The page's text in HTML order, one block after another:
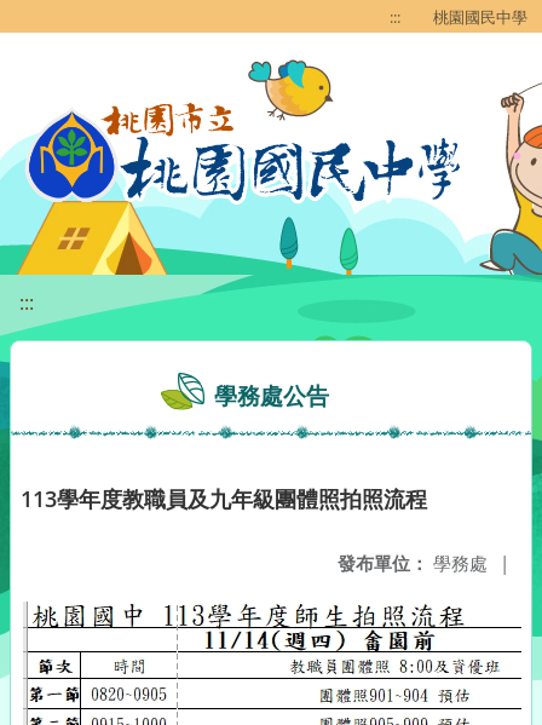
::: 桃園國民中學
:::
學務處公告
113學年度教職員及九年級團體照拍照流程
發布單位： 學務處 |